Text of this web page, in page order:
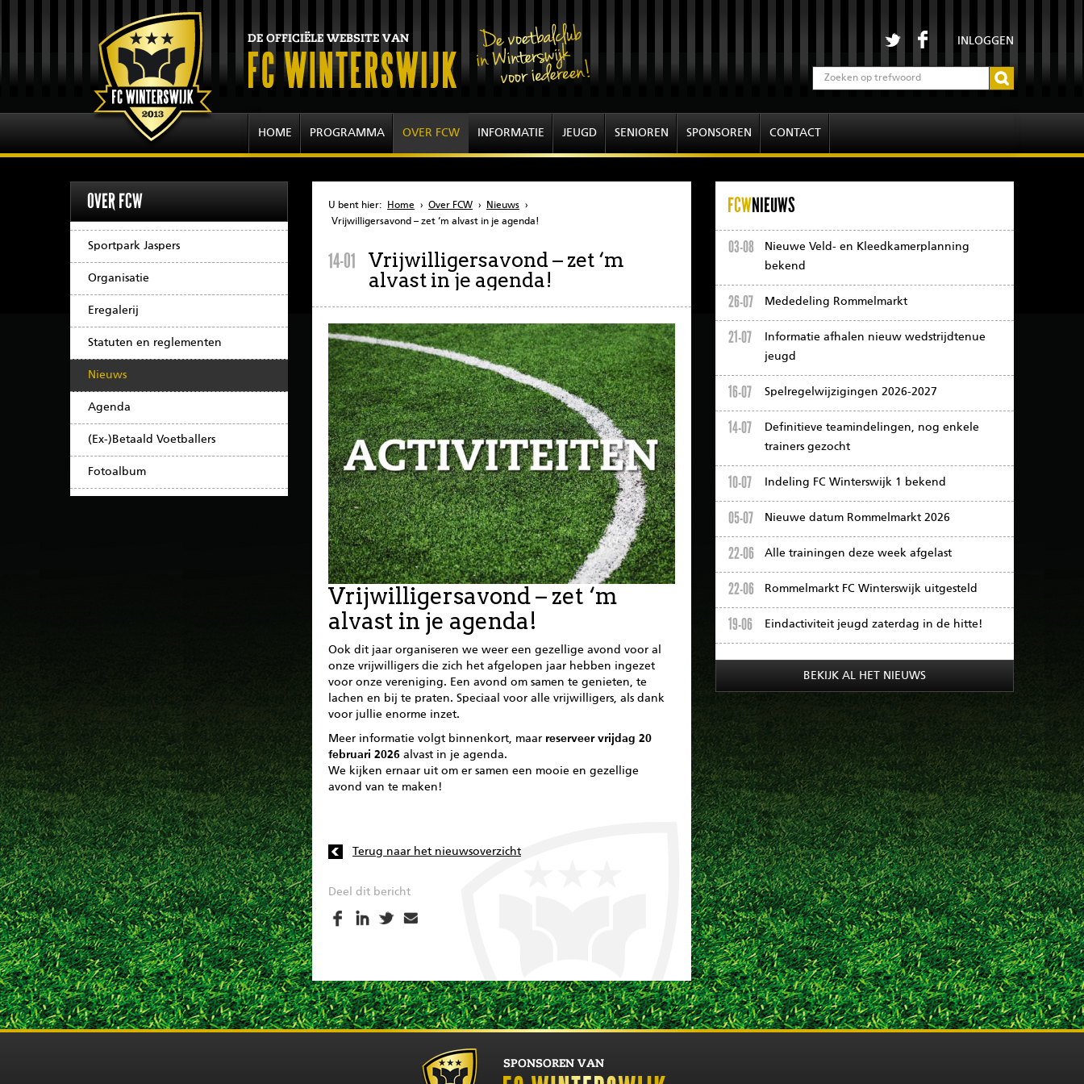
INLOGGEN
HOME PROGRAMMA OVER FCW INFORMATIE JEUGD SENIOREN SPONSOREN CONTACT
OVER FCW
Sportpark Jaspers
Organisatie
Eregalerij
Statuten en reglementen
Nieuws
Agenda
(Ex-)Betaald Voetballers
Fotoalbum
U bent hier: Home › Over FCW › Nieuws ›
Vrijwilligersavond – zet ‘m alvast in je agenda!
14-01 Vrijwilligersavond – zet ‘m
alvast in je agenda!
Vrijwilligersavond – zet ‘m
alvast in je agenda!
Ook dit jaar organiseren we weer een gezellige avond voor al
onze vrijwilligers die zich het afgelopen jaar hebben ingezet
voor onze vereniging. Een avond om samen te genieten, te
lachen en bij te praten. Speciaal voor alle vrijwilligers, als dank
voor jullie enorme inzet.
Meer informatie volgt binnenkort, maar reserveer vrijdag 20
februari 2026 alvast in je agenda.
We kijken ernaar uit om er samen een mooie en gezellige
avond van te maken!
Terug naar het nieuwsoverzicht
Deel dit bericht
FCWNIEUWS
03-08
Nieuwe Veld- en Kleedkamerplanning
bekend
26-07 Mededeling Rommelmarkt
21-07
Informatie afhalen nieuw wedstrijdtenue
jeugd
16-07 Spelregelwijzigingen 2026-2027
14-07
Definitieve teamindelingen, nog enkele
trainers gezocht
10-07 Indeling FC Winterswijk 1 bekend
05-07 Nieuwe datum Rommelmarkt 2026
22-06 Alle trainingen deze week afgelast
22-06 Rommelmarkt FC Winterswijk uitgesteld
19-06 Eindactiviteit jeugd zaterdag in de hitte!
BEKIJK AL HET NIEUWS